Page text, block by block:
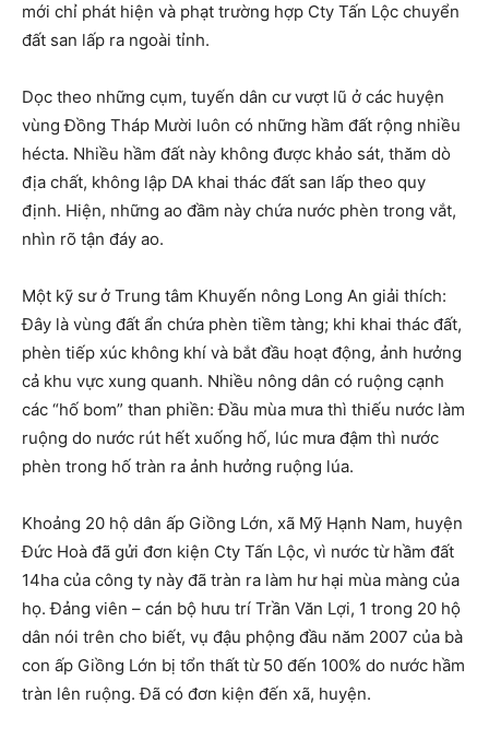
mới chỉ phát hiện và phạt trường hợp Cty Tấn Lộc chuyển
đất san lấp ra ngoài tỉnh.
Dọc theo những cụm, tuyến dân cư vượt lũ ở các huyện
vùng Đồng Tháp Mười luôn có những hầm đất rộng nhiều
hécta. Nhiều hầm đất này không được khảo sát, thăm dò
địa chất, không lập DA khai thác đất san lấp theo quy
định. Hiện, những ao đầm này chứa nước phèn trong vắt,
nhìn rõ tận đáy ao.
Một kỹ sư ở Trung tâm Khuyến nông Long An giải thích:
Đây là vùng đất ẩn chứa phèn tiềm tàng; khi khai thác đất,
phèn tiếp xúc không khí và bắt đầu hoạt động, ảnh hưởng
cả khu vực xung quanh. Nhiều nông dân có ruộng cạnh
các “hố bom” than phiền: Đầu mùa mưa thì thiếu nước làm
ruộng do nước rút hết xuống hố, lúc mưa đậm thì nước
phèn trong hố tràn ra ảnh hưởng ruộng lúa.
Khoảng 20 hộ dân ấp Giồng Lớn, xã Mỹ Hạnh Nam, huyện
Đức Hoà đã gửi đơn kiện Cty Tấn Lộc, vì nước từ hầm đất
14ha của công ty này đã tràn ra làm hư hại mùa màng của
họ. Đảng viên – cán bộ hưu trí Trần Văn Lợi, 1 trong 20 hộ
dân nói trên cho biết, vụ đậu phộng đầu năm 2007 của bà
con ấp Giồng Lớn bị tổn thất từ 50 đến 100% do nước hầm
tràn lên ruộng. Đã có đơn kiện đến xã, huyện.